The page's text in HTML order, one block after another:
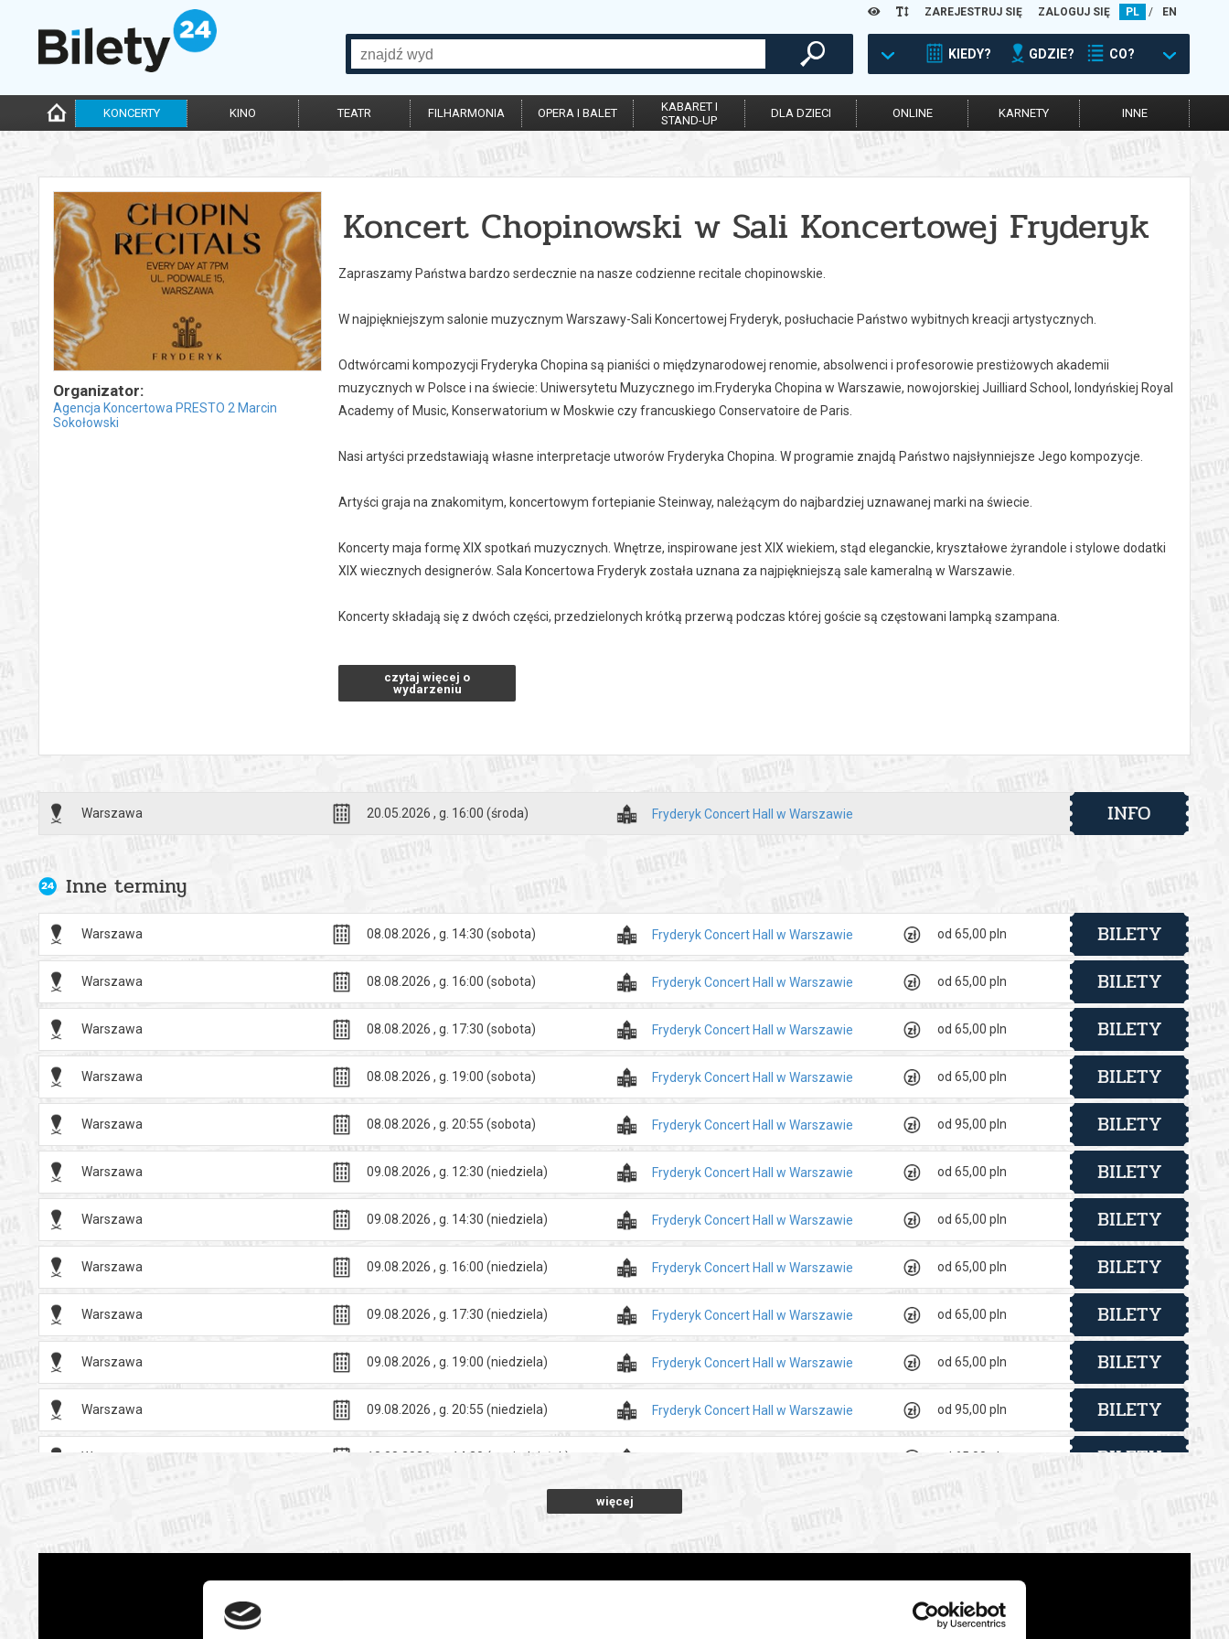
ZAREJESTRUJ SIĘ ZALOGUJ SIĘ PL / EN
KIEDY? GDZIE? CO?
KONCERTY KINO TEATR FILHARMONIA OPERA I BALET
KABARET I
STAND-UP
DLA DZIECI ONLINE KARNETY INNE
Organizator:
Agencja Koncertowa PRESTO 2 Marcin
Sokołowski
Koncert Chopinowski w Sali Koncertowej Fryderyk
Zapraszamy Państwa bardzo serdecznie na nasze codzienne recitale chopinowskie.
W najpiękniejszym salonie muzycznym Warszawy-Sali Koncertowej Fryderyk, posłuchacie Państwo wybitnych kreacji artystycznych.
Odtwórcami kompozycji Fryderyka Chopina są pianiści o międzynarodowej renomie, absolwenci i profesorowie prestiżowych akademii
muzycznych w Polsce i na świecie: Uniwersytetu Muzycznego im.Fryderyka Chopina w Warszawie, nowojorskiej Juilliard School, londyńskiej Royal
Academy of Music, Konserwatorium w Moskwie czy francuskiego Conservatoire de Paris.
Nasi artyści przedstawiają własne interpretacje utworów Fryderyka Chopina. W programie znajdą Państwo najsłynniejsze Jego kompozycje.
Artyści graja na znakomitym, koncertowym fortepianie Steinway, należącym do najbardziej uznawanej marki na świecie.
Koncerty maja formę XIX spotkań muzycznych. Wnętrze, inspirowane jest XIX wiekiem, stąd eleganckie, kryształowe żyrandole i stylowe dodatki
XIX wiecznych designerów. Sala Koncertowa Fryderyk została uznana za najpiękniejszą sale kameralną w Warszawie.
Koncerty składają się z dwóch części, przedzielonych krótką przerwą podczas której goście są częstowani lampką szampana.
Czas trwania koncertu: 1 godzina.
Bezpieczne zakupy w Bilety24. W przypadku odwołania wydarzenia, gwarantujemy automatyczny zwrot środków potwierdzony komunikatem
wysyłanym na adres e-mail, podany podczas zakupu.
czytaj więcej o
wydarzeniu
Warszawa 20.05.2026 , g. 16:00 (środa) Fryderyk Concert Hall w Warszawie INFO
Inne terminy
Warszawa 08.08.2026 , g. 14:30 (sobota) Fryderyk Concert Hall w Warszawie od 65,00 pln BILETY
Warszawa 08.08.2026 , g. 16:00 (sobota) Fryderyk Concert Hall w Warszawie od 65,00 pln BILETY
Warszawa 08.08.2026 , g. 17:30 (sobota) Fryderyk Concert Hall w Warszawie od 65,00 pln BILETY
Warszawa 08.08.2026 , g. 19:00 (sobota) Fryderyk Concert Hall w Warszawie od 65,00 pln BILETY
Warszawa 08.08.2026 , g. 20:55 (sobota) Fryderyk Concert Hall w Warszawie od 95,00 pln BILETY
Warszawa 09.08.2026 , g. 12:30 (niedziela) Fryderyk Concert Hall w Warszawie od 65,00 pln BILETY
Warszawa 09.08.2026 , g. 14:30 (niedziela) Fryderyk Concert Hall w Warszawie od 65,00 pln BILETY
Warszawa 09.08.2026 , g. 16:00 (niedziela) Fryderyk Concert Hall w Warszawie od 65,00 pln BILETY
Warszawa 09.08.2026 , g. 17:30 (niedziela) Fryderyk Concert Hall w Warszawie od 65,00 pln BILETY
Warszawa 09.08.2026 , g. 19:00 (niedziela) Fryderyk Concert Hall w Warszawie od 65,00 pln BILETY
Warszawa 09.08.2026 , g. 20:55 (niedziela) Fryderyk Concert Hall w Warszawie od 95,00 pln BILETY
Warszawa 10.08.2026 , g. 14:30 (poniedziałek) od 65,00 pln BILETY
10.08.2026 , g. 16:00 (poniedziałek) od 65,00 pln
Warszawa 10.08.2026 , g. 17:30(poniedziałek) Fryderyk Concert Hall w Warszawie od 65,00 pln BILETY
od 65,00 pln
więcej